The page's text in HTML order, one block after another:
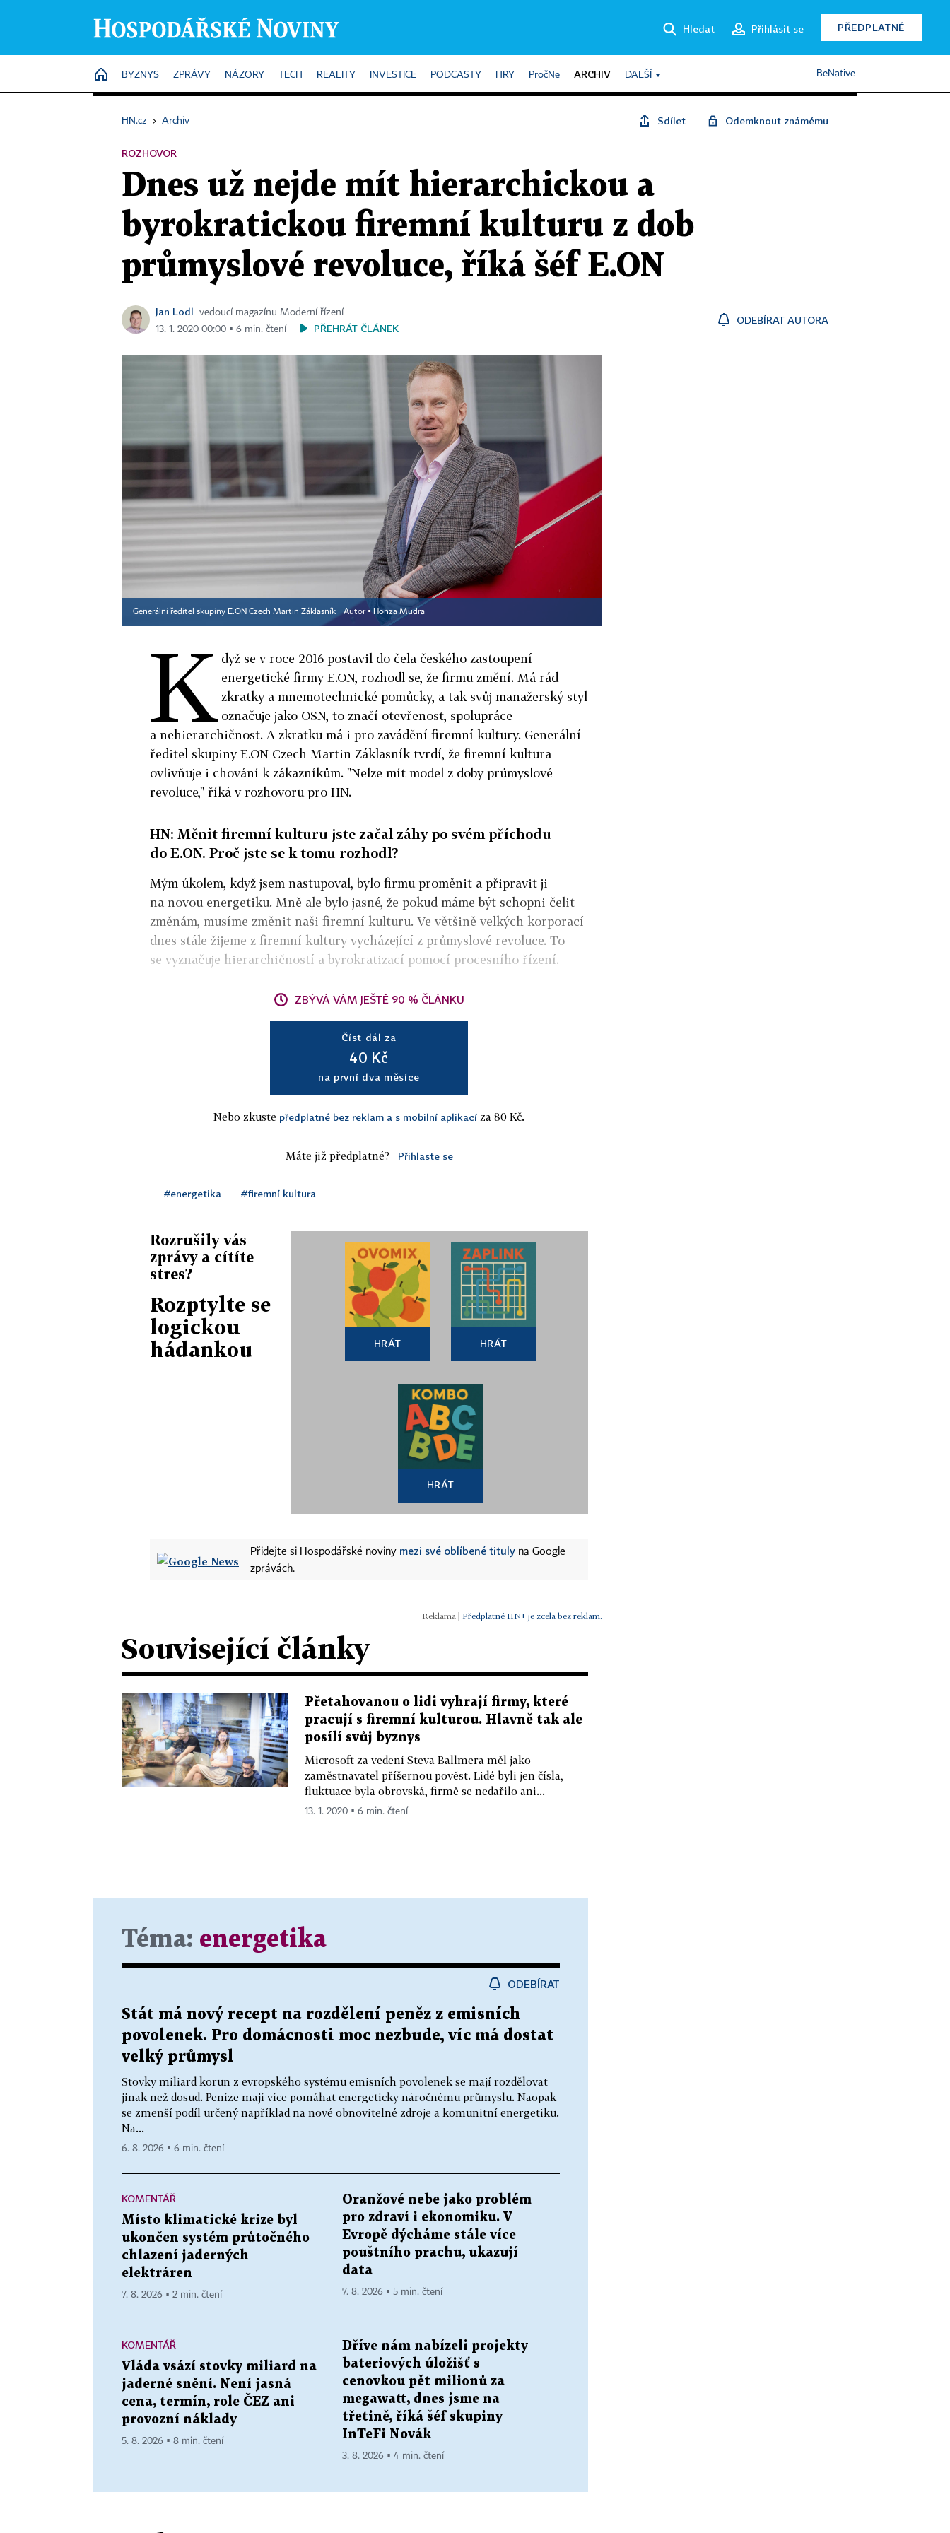
Hledat Přihlásit se PŘEDPLATNÉ
HOME
BYZNYS ZPRÁVY NÁZORY TECH REALITY INVESTICE PODCASTY HRY PročNe ARCHIV DALŠÍ BeNative
HN.cz › Archiv Sdílet Odemknout známému
ROZHOVOR
Dnes už nejde mít hierarchickou a
byrokratickou firemní kulturu z dob
průmyslové revoluce, říká šéf E.ON
Jan Lodl
vedoucí magazínu Moderní řízení
13. 1. 2020 00:00 ▪ 6 min. čtení
PŘEHRÁT ČLÁNEK
ODEBÍRAT AUTORA
Generální ředitel skupiny E.ON Czech Martin Záklasník Autor ▪ Honza Mudra
K dyž se v roce 2016 postavil do čela českého zastoupení
energetické firmy E.ON, rozhodl se, že firmu změní. Má rád
zkratky a mnemotechnické pomůcky, a tak svůj manažerský styl
označuje jako OSN, to značí otevřenost, spolupráce
a nehierarchičnost. A zkratku má i pro zavádění firemní kultury. Generální
ředitel skupiny E.ON Czech Martin Záklasník tvrdí, že firemní kultura
ovlivňuje i chování k zákazníkům. "Nelze mít model z doby průmyslové
revoluce," říká v rozhovoru pro HN.
HN: Měnit firemní kulturu jste začal záhy po svém příchodu
do E.ON. Proč jste se k tomu rozhodl?
Mým úkolem, když jsem nastupoval, bylo firmu proměnit a připravit ji
na novou energetiku. Mně ale bylo jasné, že pokud máme být schopni čelit
změnám, musíme změnit naši firemní kulturu. Ve většině velkých korporací
dnes stále žijeme z firemní kultury vycházející z průmyslové revoluce. To
se vyznačuje hierarchičností a byrokratizací pomocí procesního řízení.
ZBÝVÁ VÁM JEŠTĚ 90 % ČLÁNKU
Číst dál za
40 Kč
na první dva měsíce
Nebo zkuste předplatné bez reklam a s mobilní aplikací za 80 Kč.
Máte již předplatné? Přihlaste se
#energetika #firemní kultura
Rozrušily vás
zprávy a cítíte
stres?
Rozptylte se
logickou
hádankou
HRÁT HRÁT
HRÁT
Přidejte si Hospodářské noviny mezi své oblíbené tituly na Google
zprávách.
| Předplatné HN+ je zcela bez reklam.
Související články
Přetahovanou o lidi vyhrají firmy, které
pracují s firemní kulturou. Hlavně tak ale
posílí svůj byznys
Microsoft za vedení Steva Ballmera měl jako
zaměstnavatel příšernou pověst. Lidé byli jen čísla,
fluktuace byla obrovská, firmě se nedařilo ani...
13. 1. 2020 ▪ 6 min. čtení
Téma: energetika
ODEBÍRAT
Stát má nový recept na rozdělení peněz z emisních
povolenek. Pro domácnosti moc nezbude, víc má dostat
velký průmysl
Stovky miliard korun z evropského systému emisních povolenek se mají rozdělovat
jinak než dosud. Peníze mají více pomáhat energeticky náročnému průmyslu. Naopak
se zmenší podíl určený například na nové obnovitelné zdroje a komunitní energetiku.
Na...
6. 8. 2026 ▪ 6 min. čtení
KOMENTÁŘ
Místo klimatické krize byl
ukončen systém průtočného
chlazení jaderných
elektráren
7. 8. 2026 ▪ 2 min. čtení
Oranžové nebe jako problém
pro zdraví i ekonomiku. V
Evropě dýcháme stále více
pouštního prachu, ukazují
data
7. 8. 2026 ▪ 5 min. čtení
KOMENTÁŘ
Vláda vsází stovky miliard na
jaderné snění. Není jasná
cena, termín, role ČEZ ani
provozní náklady
5. 8. 2026 ▪ 8 min. čtení
Dříve nám nabízeli projekty
bateriových úložišť s
cenovkou pět milionů za
megawatt, dnes jsme na
třetině, říká šéf skupiny
InTeFi Novák
3. 8. 2026 ▪ 4 min. čtení